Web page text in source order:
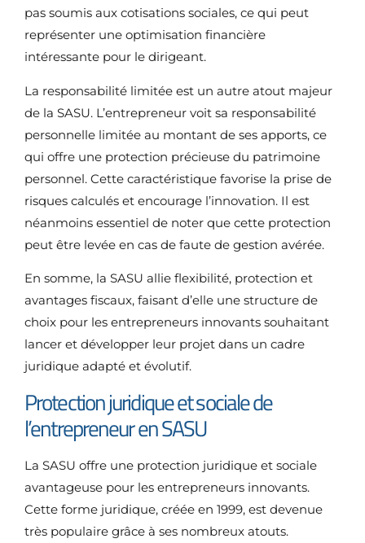
pas soumis aux cotisations sociales, ce qui peut
représenter une optimisation financière
intéressante pour le dirigeant.
La responsabilité limitée est un autre atout majeur
de la SASU. L’entrepreneur voit sa responsabilité
personnelle limitée au montant de ses apports, ce
qui offre une protection précieuse du patrimoine
personnel. Cette caractéristique favorise la prise de
risques calculés et encourage l’innovation. Il est
néanmoins essentiel de noter que cette protection
peut être levée en cas de faute de gestion avérée.
En somme, la SASU allie flexibilité, protection et
avantages fiscaux, faisant d’elle une structure de
choix pour les entrepreneurs innovants souhaitant
lancer et développer leur projet dans un cadre
juridique adapté et évolutif.
Protection juridique et sociale de
l’entrepreneur en SASU
La SASU offre une protection juridique et sociale
avantageuse pour les entrepreneurs innovants.
Cette forme juridique, créée en 1999, est devenue
très populaire grâce à ses nombreux atouts.